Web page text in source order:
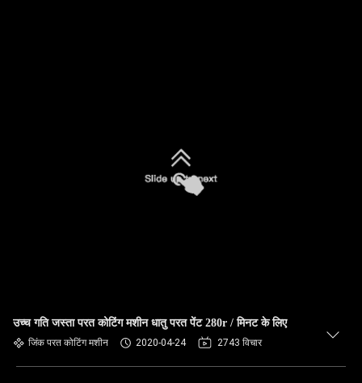
उच्च गति जस्ता परत कोटिंग मशीन धातु परत पेंट 280r / मिनट के लिए
जिंक परत कोटिंग मशीन 2020-04-24 2743 विचार